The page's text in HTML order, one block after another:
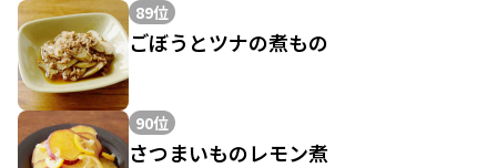
89位
ごぼうとツナの煮もの
90位
さつまいものレモン煮